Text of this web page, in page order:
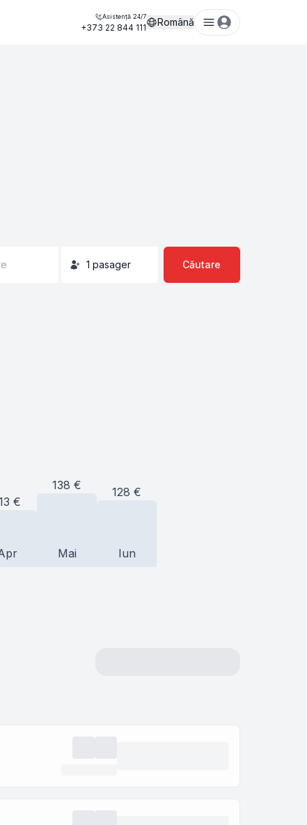
Asistență 24/7
+373 22 844 111 Română
1 pasager Căutare
€
138 €
Mai
128 €
Iun